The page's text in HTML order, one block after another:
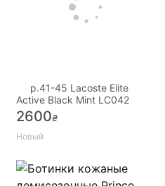
p.41-45 Lacoste Elite
Active Black Mint LC042
2600₴
Новый